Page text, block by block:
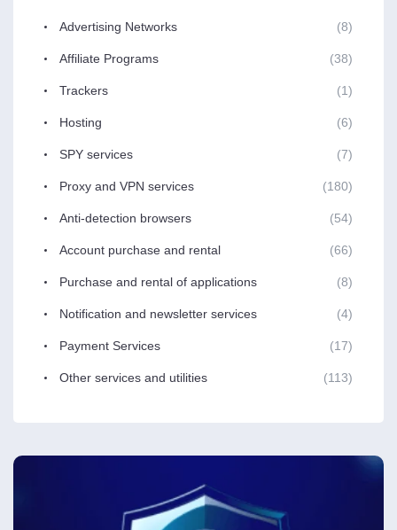
Advertising Networks (8)
Affiliate Programs (38)
Trackers (1)
Hosting (6)
SPY services (7)
Proxy and VPN services (180)
Anti-detection browsers (54)
Account purchase and rental (66)
Purchase and rental of applications (8)
Notification and newsletter services (4)
Payment Services (17)
Other services and utilities (113)